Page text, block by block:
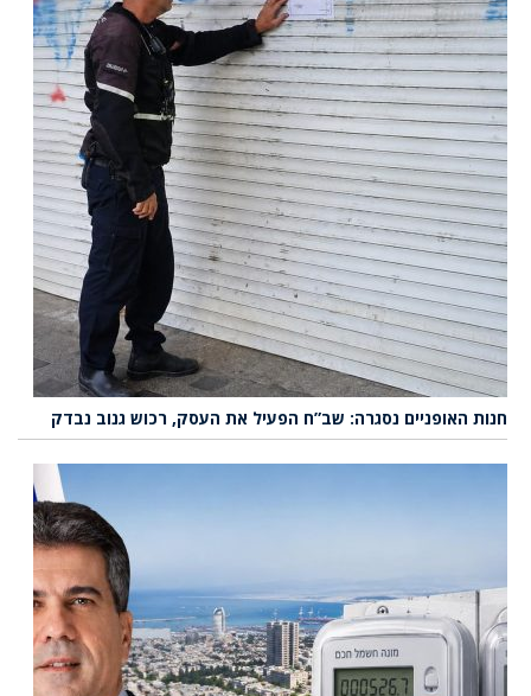
חנות האופניים נסגרה: שב”ח הפעיל את העסק, רכוש גנוב נבדק